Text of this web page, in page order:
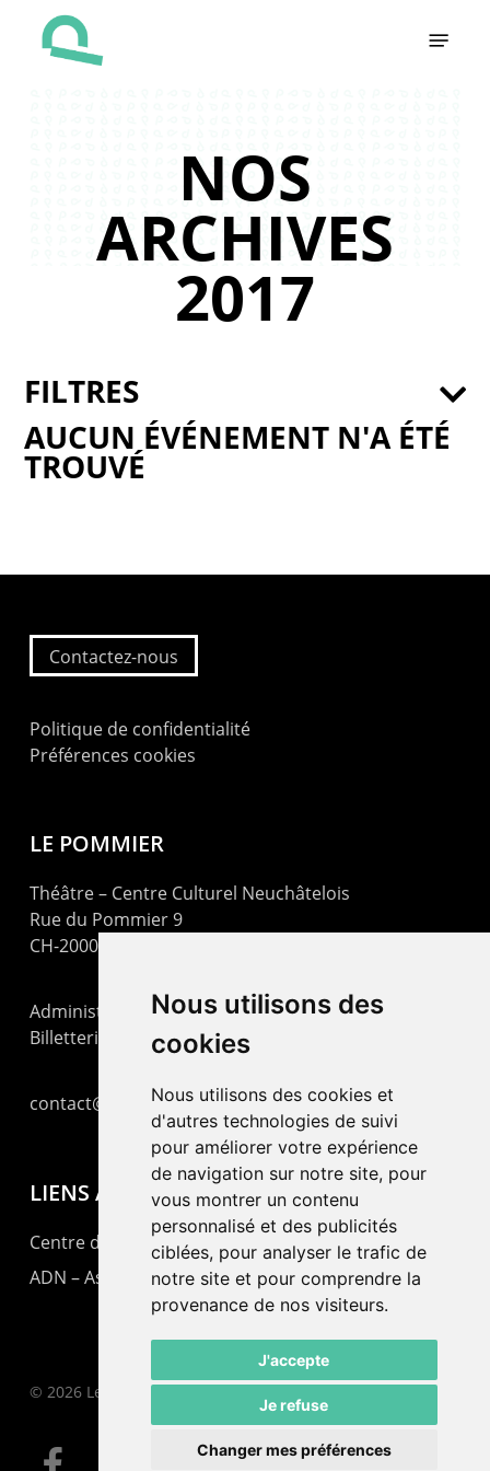
Nous utilisons des
cookies
Nous utilisons des cookies et
d'autres technologies de suivi
pour améliorer votre expérience
de navigation sur notre site, pour
vous montrer un contenu
personnalisé et des publicités
ciblées, pour analyser le trafic de
notre site et pour comprendre la
provenance de nos visiteurs.
J'accepte
Je refuse
Changer mes préférences
NOS
ARCHIVES
2017
AUCUN ÉVÉNEMENT N'A ÉTÉ
TROUVÉ
FILTRES
Contactez-nous
Politique de confidentialité
Préférences cookies
LE POMMIER
Théâtre – Centre Culturel Neuchâtelois
Rue du Pommier 9
CH-2000 Neuchâtel
Administration : +41 32 725 03 03
Billetterie : +41 32 725 05 05
contact@lepommier.ch
LIENS AMIS
Centre de culture ABC
ADN – Association Danse Neuchâtel
© 2026 Le Pommier.
facebook email